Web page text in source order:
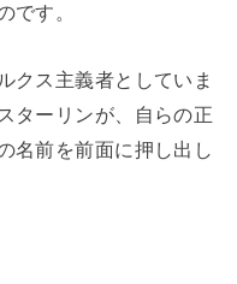
です。
クス主義者としていま
ターリンが、自らの正
名前を前面に押し出し